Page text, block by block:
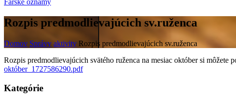
Farské oznamy
Rozpis predmodlievajúcich sv.ruženca
Domov Správy aktivity Rozpis predmodlievajúcich sv.ruženca
Rozpis predmodlievajúcich svätého ruženca na mesiac október si môžete
október_1727586290.pdf
Kategórie